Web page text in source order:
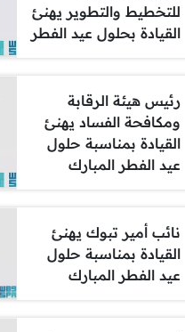
للتخطيط والتطوير يهنئ
القيادة بحلول عيد الفطر
رئيس هيئة الرقابة
ومكافحة الفساد يهنئ
القيادة بمناسبة حلول
عيد الفطر المبارك
نائب أمير تبوك يهنئ
القيادة بمناسبة حلول
عيد الفطر المبارك